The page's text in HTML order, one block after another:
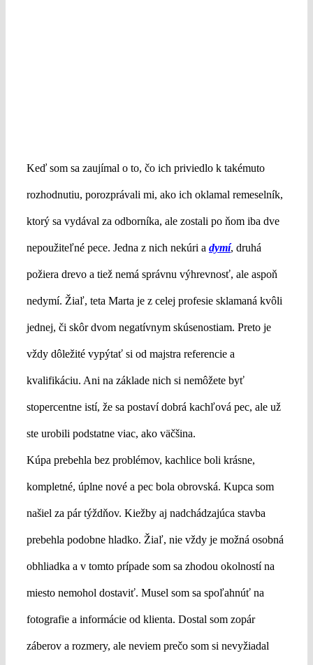
Keď som sa zaujímal o to, čo ich priviedlo k takémuto
rozhodnutiu, porozprávali mi, ako ich oklamal remeselník,
ktorý sa vydával za odborníka, ale zostali po ňom iba dve
nepoužiteľné pece. Jedna z nich nekúri a dymí, druhá
požiera drevo a tiež nemá správnu výhrevnosť, ale aspoň
nedymí. Žiaľ, teta Marta je z celej profesie sklamaná kvôli
jednej, či skôr dvom negatívnym skúsenostiam. Preto je
vždy dôležité vypýtať si od majstra referencie a
kvalifikáciu. Ani na základe nich si nemôžete byť
stopercentne istí, že sa postaví dobrá kachľová pec, ale už
ste urobili podstatne viac, ako väčšina.
Kúpa prebehla bez problémov, kachlice boli krásne,
kompletné, úplne nové a pec bola obrovská. Kupca som
našiel za pár týždňov. Kiežby aj nadchádzajúca stavba
prebehla podobne hladko. Žiaľ, nie vždy je možná osobná
obhliadka a v tomto prípade som sa zhodou okolností na
miesto nemohol dostaviť. Musel som sa spoľahnúť na
fotografie a informácie od klienta. Dostal som zopár
záberov a rozmery, ale neviem prečo som si nevyžiadal